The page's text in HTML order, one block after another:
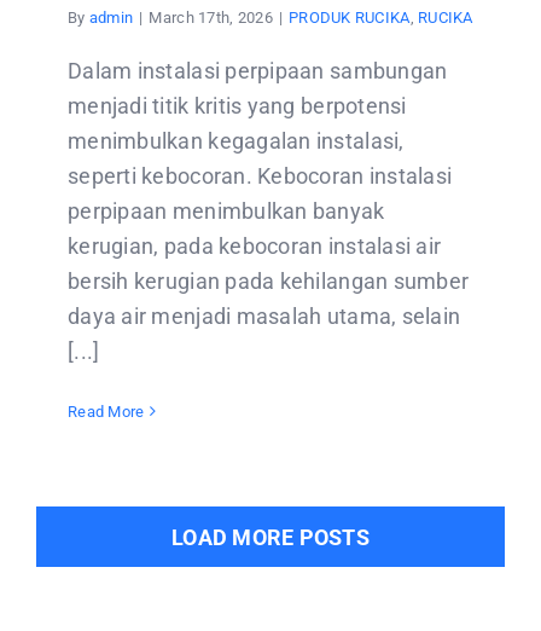
By admin | March 17th, 2026 | PRODUK RUCIKA RUCIKA
Dalam instalasi perpipaan sambungan
menjadi titik kritis yang berpotensi
menimbulkan kegagalan instalasi,
seperti kebocoran. Kebocoran instalasi
perpipaan menimbulkan banyak
kerugian, pada kebocoran instalasi air
bersih kerugian pada kehilangan sumber
daya air menjadi masalah utama, selain
[...]
Read More
LOAD MORE POSTS